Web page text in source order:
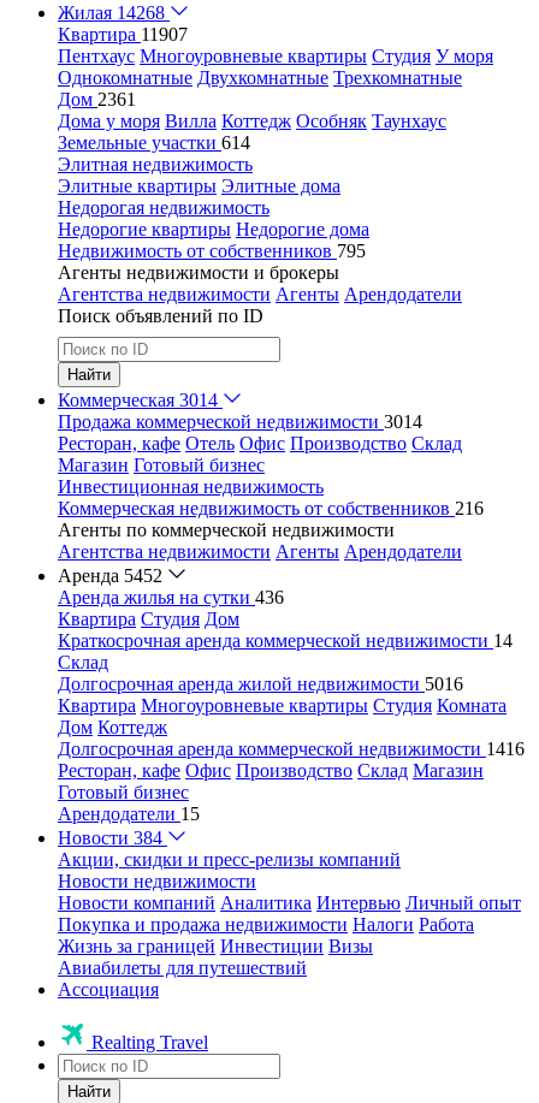
Жилая 14268
Квартира 11907
Пентхаус Многоуровневые квартиры Студия У моря
Однокомнатные Двухкомнатные Трехкомнатные
Дом 2361
Дома у моря Вилла Коттедж Особняк Таунхаус
Земельные участки 614
Элитная недвижимость
Элитные квартиры Элитные дома
Недорогая недвижимость
Недорогие квартиры Недорогие дома
Недвижимость от собственников 795
Агенты недвижимости и брокеры
Агентства недвижимости Агенты Арендодатели
Поиск объявлений по ID
Найти
Коммерческая 3014
Продажа коммерческой недвижимости 3014
Ресторан, кафе Отель Офис Производство Склад
Магазин Готовый бизнес
Инвестиционная недвижимость
Коммерческая недвижимость от собственников 216
Агенты по коммерческой недвижимости
Агентства недвижимости Агенты Арендодатели
Аренда 5452
Аренда жилья на сутки 436
Квартира Студия Дом
Краткосрочная аренда коммерческой недвижимости 14
Склад
Долгосрочная аренда жилой недвижимости 5016
Квартира Многоуровневые квартиры Студия Комната
Дом Коттедж
Долгосрочная аренда коммерческой недвижимости 1416
Ресторан, кафе Офис Производство Склад Магазин
Готовый бизнес
Арендодатели 15
Новости 384
Акции, скидки и пресс-релизы компаний
Новости недвижимости
Новости компаний Аналитика Интервью Личный опыт
Покупка и продажа недвижимости Налоги Работа
Жизнь за границей Инвестиции Визы
Авиабилеты для путешествий
Ассоциация
Realting Travel
Найти